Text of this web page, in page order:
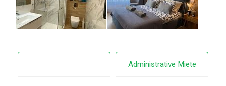
Administrative Miete